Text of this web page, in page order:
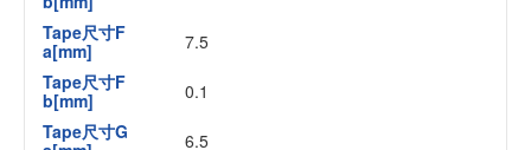
Tape尺寸F
a[mm]
7.5
Tape尺寸F
b[mm]
0.1
Tape尺寸G
6.5